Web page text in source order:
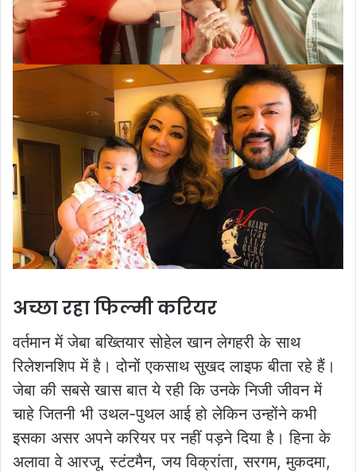
अच्छा रहा फिल्मी करियर
वर्तमान में जेबा बख्त‍ियार सोहेल खान लेगहरी के साथ
रिलेशनशिप में है। दोनों एकसाथ सुखद लाइफ बीता रहे हैं।
जेबा की सबसे खास बात ये रही कि उनके निजी जीवन में
चाहे जितनी भी उथल-पुथल आई हो लेकिन उन्होंने कभी
इसका असर अपने करियर पर नहीं पड़ने दिया है। हिना के
अलावा वे आरजू, स्टंटमैन, जय विक्रांता, सरगम, मुकदमा,